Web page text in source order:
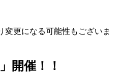
更になる可能性もございま
開催！！